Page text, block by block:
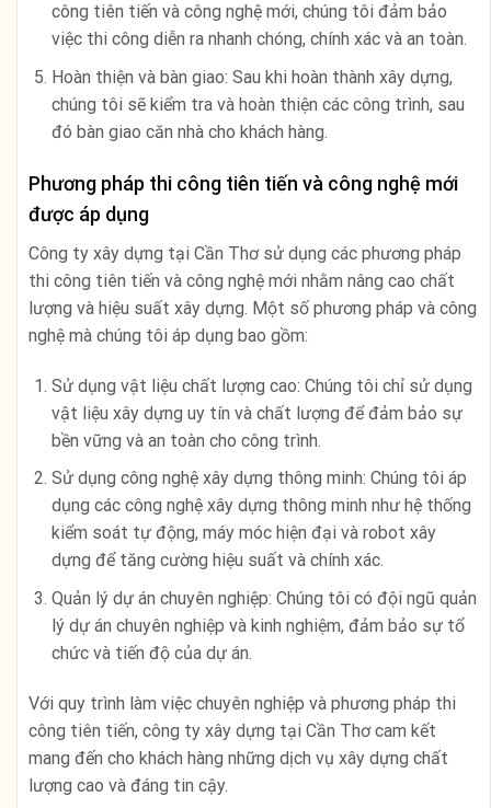
công tiên tiến và công nghệ mới, chúng tôi đảm bảo
việc thi công diễn ra nhanh chóng, chính xác và an toàn.
Hoàn thiện và bàn giao: Sau khi hoàn thành xây dựng,
chúng tôi sẽ kiểm tra và hoàn thiện các công trình, sau
đó bàn giao căn nhà cho khách hàng.
Phương pháp thi công tiên tiến và công nghệ mới
được áp dụng
Công ty xây dựng tại Cần Thơ sử dụng các phương pháp
thi công tiên tiến và công nghệ mới nhằm nâng cao chất
lượng và hiệu suất xây dựng. Một số phương pháp và công
nghệ mà chúng tôi áp dụng bao gồm:
Sử dụng vật liệu chất lượng cao: Chúng tôi chỉ sử dụng
vật liệu xây dựng uy tín và chất lượng để đảm bảo sự
bền vững và an toàn cho công trình.
Sử dụng công nghệ xây dựng thông minh: Chúng tôi áp
dụng các công nghệ xây dựng thông minh như hệ thống
kiểm soát tự động, máy móc hiện đại và robot xây
dựng để tăng cường hiệu suất và chính xác.
Quản lý dự án chuyên nghiệp: Chúng tôi có đội ngũ quản
lý dự án chuyên nghiệp và kinh nghiệm, đảm bảo sự tổ
chức và tiến độ của dự án.
Với quy trình làm việc chuyên nghiệp và phương pháp thi
công tiên tiến, công ty xây dựng tại Cần Thơ cam kết
mang đến cho khách hàng những dịch vụ xây dựng chất
lượng cao và đáng tin cậy.